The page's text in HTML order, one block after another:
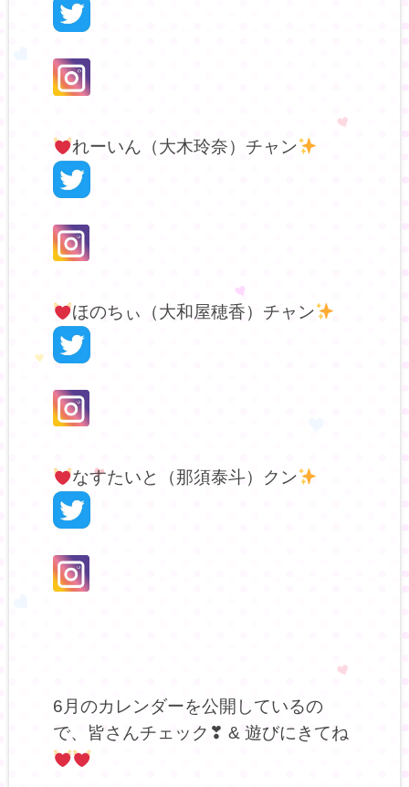
れーいん（大木玲奈）チャン
ほのちぃ（大和屋穂香）チャン
なすたいと（那須泰斗）クン
6月のカレンダーを公開しているの
で、皆さんチェック❣ & 遊びにきてね